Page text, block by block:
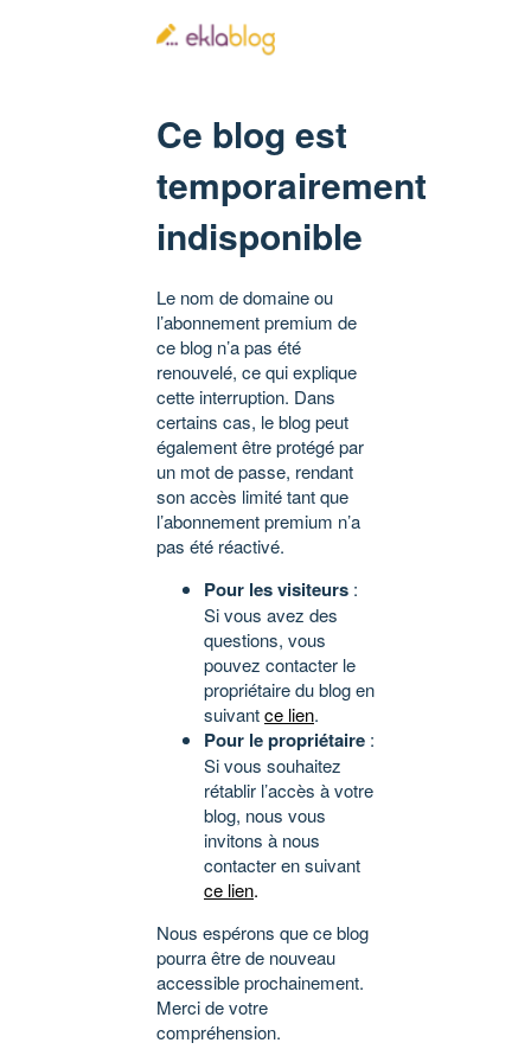
Ce blog est
temporairement
indisponible
Le nom de domaine ou
l’abonnement premium de
ce blog n’a pas été
renouvelé, ce qui explique
cette interruption. Dans
certains cas, le blog peut
également être protégé par
un mot de passe, rendant
son accès limité tant que
l’abonnement premium n’a
pas été réactivé.
Pour les visiteurs :
Si vous avez des
questions, vous
pouvez contacter le
propriétaire du blog en
suivantce lien.
Pour le propriétaire :
Si vous souhaitez
rétablir l’accès à votre
blog, nous vous
invitons à nous
contacter en suivant
ce lien.
Nous espérons que ce blog
pourra être de nouveau
accessible prochainement.
Merci de votre
compréhension.